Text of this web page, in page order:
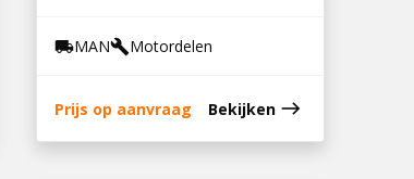
local_shippingMANbuildMotordelen
Prijs op aanvraag Bekijken east